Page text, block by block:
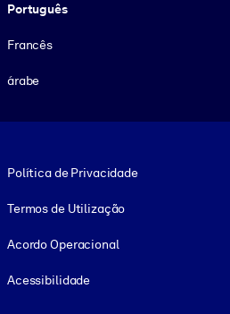
Português
Francês
árabe
Política de Privacidade
Termos de Utilização
Acordo Operacional
Acessibilidade